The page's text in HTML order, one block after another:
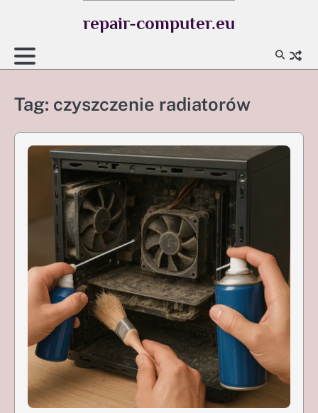
repair-computer.eu
Tag: czyszczenie radiatorów